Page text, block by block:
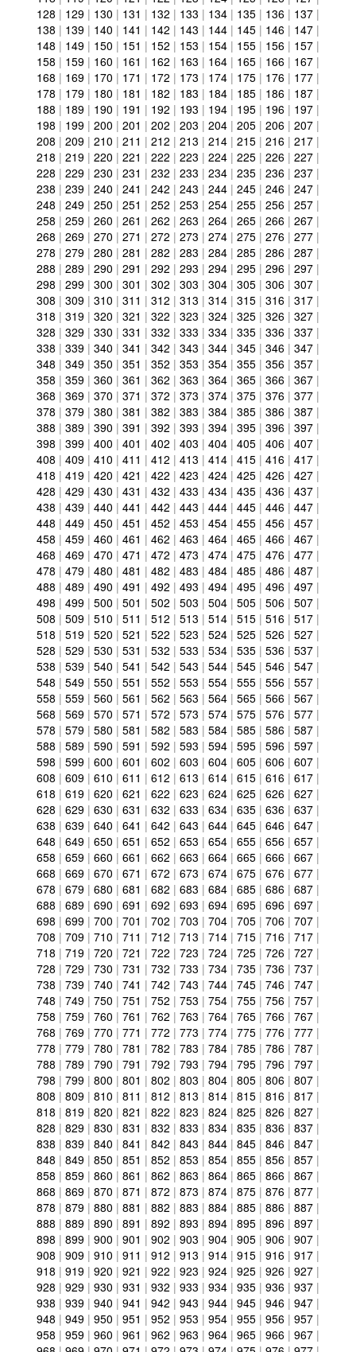
128 | 129 | 130 | 131 | 132 | 133 | 134 | 135 | 136 | 137 |
138 | 139 | 140 | 141 | 142 | 143 | 144 | 145 | 146 | 147 |
148 | 149 | 150 | 151 | 152 | 153 | 154 | 155 | 156 | 157 |
158 | 159 | 160 | 161 | 162 | 163 | 164 | 165 | 166 | 167 |
168 | 169 | 170 | 171 | 172 | 173 | 174 | 175 | 176 | 177 |
178 | 179 | 180 | 181 | 182 | 183 | 184 | 185 | 186 | 187 |
188 | 189 | 190 | 191 | 192 | 193 | 194 | 195 | 196 | 197 |
198 | 199 | 200 | 201 | 202 | 203 | 204 | 205 | 206 | 207 |
208 | 209 | 210 | 211 | 212 | 213 | 214 | 215 | 216 | 217 |
218 | 219 | 220 | 221 | 222 | 223 | 224 | 225 | 226 | 227 |
228 | 229 | 230 | 231 | 232 | 233 | 234 | 235 | 236 | 237 |
238 | 239 | 240 | 241 | 242 | 243 | 244 | 245 | 246 | 247 |
248 | 249 | 250 | 251 | 252 | 253 | 254 | 255 | 256 | 257 |
258 | 259 | 260 | 261 | 262 | 263 | 264 | 265 | 266 | 267 |
268 | 269 | 270 | 271 | 272 | 273 | 274 | 275 | 276 | 277 |
278 | 279 | 280 | 281 | 282 | 283 | 284 | 285 | 286 | 287 |
288 | 289 | 290 | 291 | 292 | 293 | 294 | 295 | 296 | 297 |
298 | 299 | 300 | 301 | 302 | 303 | 304 | 305 | 306 | 307 |
308 | 309 | 310 | 311 | 312 | 313 | 314 | 315 | 316 | 317 |
318 | 319 | 320 | 321 | 322 | 323 | 324 | 325 | 326 | 327 |
328 | 329 | 330 | 331 | 332 | 333 | 334 | 335 | 336 | 337 |
338 | 339 | 340 | 341 | 342 | 343 | 344 | 345 | 346 | 347 |
348 | 349 | 350 | 351 | 352 | 353 | 354 | 355 | 356 | 357 |
358 | 359 | 360 | 361 | 362 | 363 | 364 | 365 | 366 | 367 |
368 | 369 | 370 | 371 | 372 | 373 | 374 | 375 | 376 | 377 |
378 | 379 | 380 | 381 | 382 | 383 | 384 | 385 | 386 | 387 |
388 | 389 | 390 | 391 | 392 | 393 | 394 | 395 | 396 | 397 |
398 | 399 | 400 | 401 | 402 | 403 | 404 | 405 | 406 | 407 |
408 | 409 | 410 | 411 | 412 | 413 | 414 | 415 | 416 | 417 |
418 | 419 | 420 | 421 | 422 | 423 | 424 | 425 | 426 | 427 |
428 | 429 | 430 | 431 | 432 | 433 | 434 | 435 | 436 | 437 |
438 | 439 | 440 | 441 | 442 | 443 | 444 | 445 | 446 | 447 |
448 | 449 | 450 | 451 | 452 | 453 | 454 | 455 | 456 | 457 |
458 | 459 | 460 | 461 | 462 | 463 | 464 | 465 | 466 | 467 |
468 | 469 | 470 | 471 | 472 | 473 | 474 | 475 | 476 | 477 |
478 | 479 | 480 | 481 | 482 | 483 | 484 | 485 | 486 | 487 |
488 | 489 | 490 | 491 | 492 | 493 | 494 | 495 | 496 | 497 |
498 | 499 | 500 | 501 | 502 | 503 | 504 | 505 | 506 | 507 |
508 | 509 | 510 | 511 | 512 | 513 | 514 | 515 | 516 | 517 |
518 | 519 | 520 | 521 | 522 | 523 | 524 | 525 | 526 | 527 |
528 | 529 | 530 | 531 | 532 | 533 | 534 | 535 | 536 | 537 |
538 | 539 | 540 | 541 | 542 | 543 | 544 | 545 | 546 | 547 |
548 | 549 | 550 | 551 | 552 | 553 | 554 | 555 | 556 | 557 |
558 | 559 | 560 | 561 | 562 | 563 | 564 | 565 | 566 | 567 |
568 | 569 | 570 | 571 | 572 | 573 | 574 | 575 | 576 | 577 |
578 | 579 | 580 | 581 | 582 | 583 | 584 | 585 | 586 | 587 |
588 | 589 | 590 | 591 | 592 | 593 | 594 | 595 | 596 | 597 |
598 | 599 | 600 | 601 | 602 | 603 | 604 | 605 | 606 | 607 |
608 | 609 | 610 | 611 | 612 | 613 | 614 | 615 | 616 | 617 |
618 | 619 | 620 | 621 | 622 | 623 | 624 | 625 | 626 | 627 |
628 | 629 | 630 | 631 | 632 | 633 | 634 | 635 | 636 | 637 |
638 | 639 | 640 | 641 | 642 | 643 | 644 | 645 | 646 | 647 |
648 | 649 | 650 | 651 | 652 | 653 | 654 | 655 | 656 | 657 |
658 | 659 | 660 | 661 | 662 | 663 | 664 | 665 | 666 | 667 |
668 | 669 | 670 | 671 | 672 | 673 | 674 | 675 | 676 | 677 |
678 | 679 | 680 | 681 | 682 | 683 | 684 | 685 | 686 | 687 |
688 | 689 | 690 | 691 | 692 | 693 | 694 | 695 | 696 | 697 |
698 | 699 | 700 | 701 | 702 | 703 | 704 | 705 | 706 | 707 |
708 | 709 | 710 | 711 | 712 | 713 | 714 | 715 | 716 | 717 |
718 | 719 | 720 | 721 | 722 | 723 | 724 | 725 | 726 | 727 |
728 | 729 | 730 | 731 | 732 | 733 | 734 | 735 | 736 | 737 |
738 | 739 | 740 | 741 | 742 | 743 | 744 | 745 | 746 | 747 |
748 | 749 | 750 | 751 | 752 | 753 | 754 | 755 | 756 | 757 |
758 | 759 | 760 | 761 | 762 | 763 | 764 | 765 | 766 | 767 |
768 | 769 | 770 | 771 | 772 | 773 | 774 | 775 | 776 | 777 |
778 | 779 | 780 | 781 | 782 | 783 | 784 | 785 | 786 | 787 |
788 | 789 | 790 | 791 | 792 | 793 | 794 | 795 | 796 | 797 |
798 | 799 | 800 | 801 | 802 | 803 | 804 | 805 | 806 | 807 |
808 | 809 | 810 | 811 | 812 | 813 | 814 | 815 | 816 | 817 |
818 | 819 | 820 | 821 | 822 | 823 | 824 | 825 | 826 | 827 |
828 | 829 | 830 | 831 | 832 | 833 | 834 | 835 | 836 | 837 |
838 | 839 | 840 | 841 | 842 | 843 | 844 | 845 | 846 | 847 |
848 | 849 | 850 | 851 | 852 | 853 | 854 | 855 | 856 | 857 |
858 | 859 | 860 | 861 | 862 | 863 | 864 | 865 | 866 | 867 |
868 | 869 | 870 | 871 | 872 | 873 | 874 | 875 | 876 | 877 |
878 | 879 | 880 | 881 | 882 | 883 | 884 | 885 | 886 | 887 |
888 | 889 | 890 | 891 | 892 | 893 | 894 | 895 | 896 | 897 |
898 | 899 | 900 | 901 | 902 | 903 | 904 | 905 | 906 | 907 |
908 | 909 | 910 | 911 | 912 | 913 | 914 | 915 | 916 | 917 |
918 | 919 | 920 | 921 | 922 | 923 | 924 | 925 | 926 | 927 |
928 | 929 | 930 | 931 | 932 | 933 | 934 | 935 | 936 | 937 |
938 | 939 | 940 | 941 | 942 | 943 | 944 | 945 | 946 | 947 |
948 | 949 | 950 | 951 | 952 | 953 | 954 | 955 | 956 | 957 |
958 | 959 | 960 | 961 | 962 | 963 | 964 | 965 | 966 | 967 |